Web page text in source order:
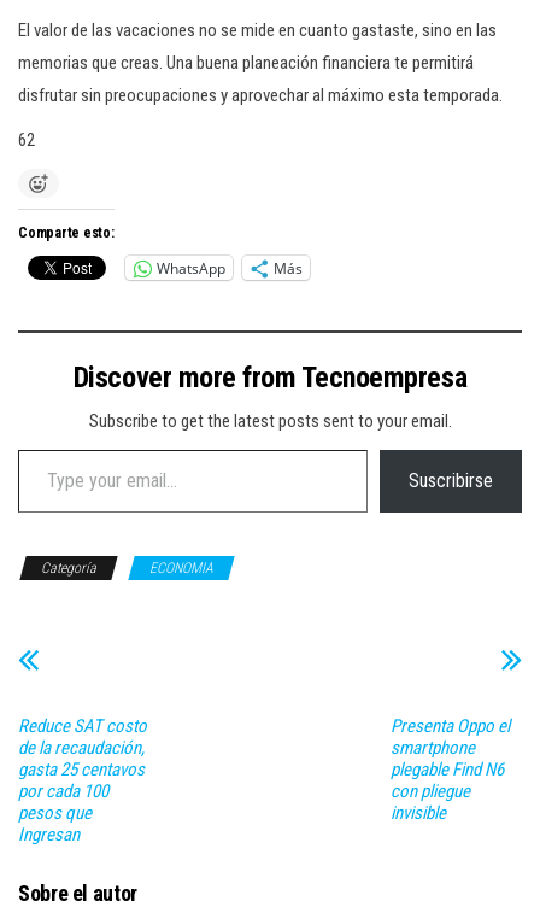
El valor de las vacaciones no se mide en cuanto gastaste, sino en las
memorias que creas. Una buena planeación financiera te permitirá
disfrutar sin preocupaciones y aprovechar al máximo esta temporada.
62
Comparte esto:
WhatsApp Más
Discover more from Tecnoempresa
Subscribe to get the latest posts sent to your email.
Type your email…
Suscribirse
Categoría ECONOMIA
Reduce SAT costo
de la recaudación,
gasta 25 centavos
por cada 100
pesos que
Ingresan
Presenta Oppo el
smartphone
plegable Find N6
con pliegue
invisible
Sobre el autor